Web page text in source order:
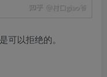
可以拒绝的。